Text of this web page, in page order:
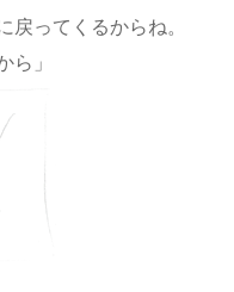
戻ってくるからね。
ら」